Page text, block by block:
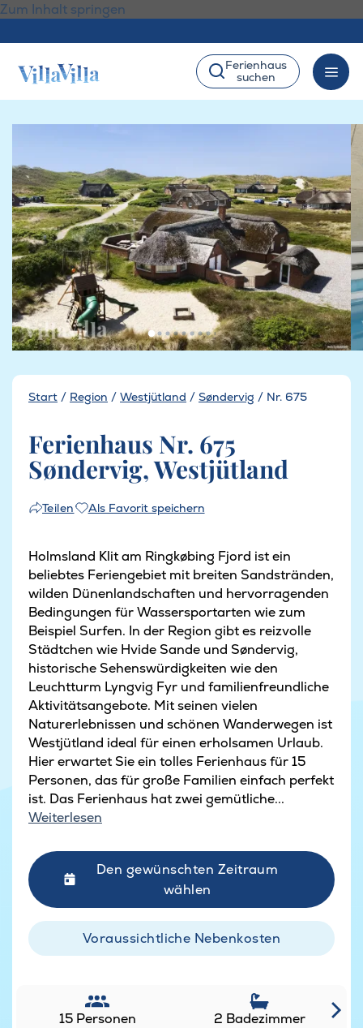
Zum Inhalt springen
Ferienhaus
suchen
Start / Region / Westjütland / Søndervig / Nr. 675
Ferienhaus Nr. 675
Søndervig, Westjütland
Teilen Als Favorit speichern
Holmsland Klit am Ringkøbing Fjord ist ein
beliebtes Feriengebiet mit breiten Sandstränden,
wilden Dünenlandschaften und hervorragenden
Bedingungen für Wassersportarten wie zum
Beispiel Surfen. In der Region gibt es reizvolle
Städtchen wie Hvide Sande und Søndervig,
historische Sehenswürdigkeiten wie den
Leuchtturm Lyngvig Fyr und familienfreundliche
Aktivitätsangebote. Mit seinen vielen
Naturerlebnissen und schönen Wanderwegen ist
Westjütland ideal für einen erholsamen Urlaub.
Hier erwartet Sie ein tolles Ferienhaus für 15
Personen, das für große Familien einfach perfekt
ist. Das Ferienhaus hat zwei gemütliche...
Weiterlesen
Den gewünschten Zeitraum
wählen
Voraussichtliche Nebenkosten
15 Personen 2 Badezimmer